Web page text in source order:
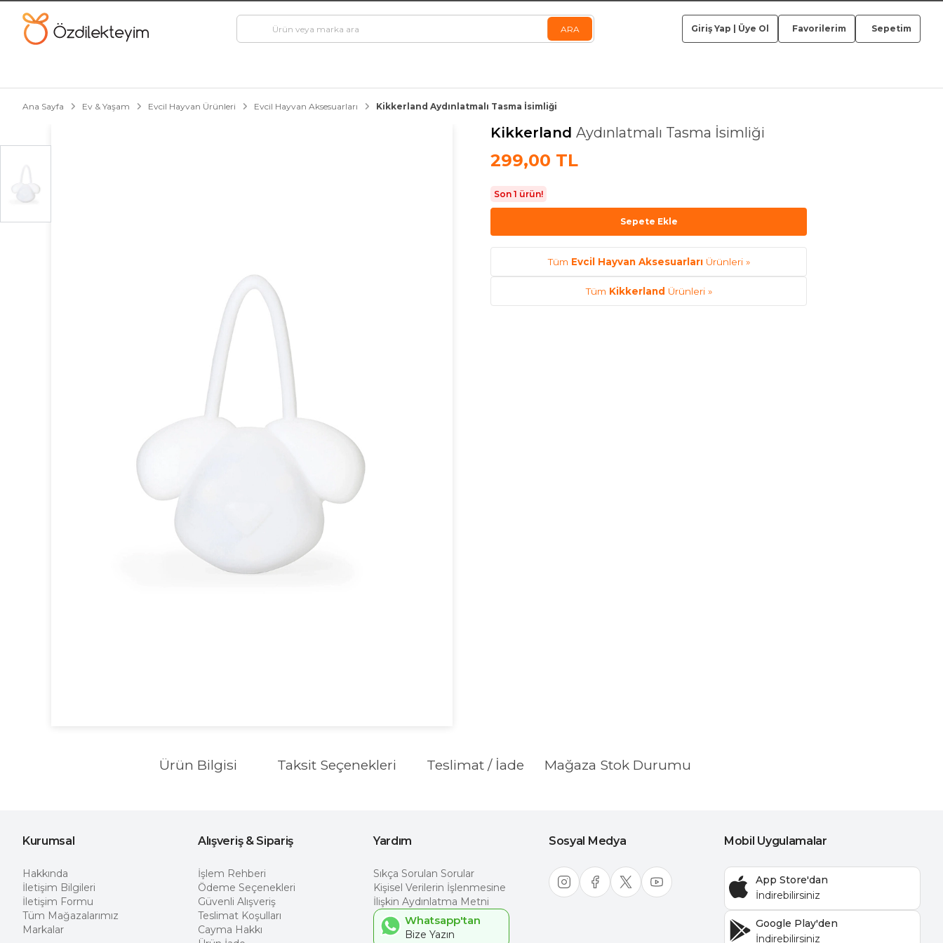
Giriş Yap Üye Ol Favorilerim Sepetim
Ana Sayfa Ev & Yaşam Evcil Hayvan Ürünleri Evcil Hayvan Aksesuarları Kikkerland Aydınlatmalı Tasma İsimliği
Kikkerland Aydınlatmalı Tasma İsimliği
299,00 TL
Son 1 ürün!
Sepete Ekle
Tüm Evcil Hayvan AksesuarlarıÜrünleri »
Tüm Kikkerland Ürünleri »
Ürün Bilgisi Taksit Seçenekleri Teslimat / İade Mağaza Stok Durumu
Kurumsal
Hakkında
İletişim Bilgileri
İletişim Formu
Tüm Mağazalarımız
Markalar
Alışveriş & Sipariş
İşlem Rehberi
Ödeme Seçenekleri
Güvenli Alışveriş
Teslimat Koşulları
Cayma Hakkı
Yardım
Sıkça Sorulan Sorular
Kişisel Verilerin İşlenmesine
İlişkin Aydınlatma Metni
Whatsapp'tan
Sosyal Medya Mobil Uygulamalar
App Store'dan
Google Play'den